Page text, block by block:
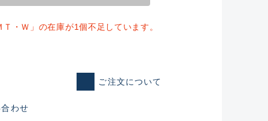
れた未使用
・Ｗ」の在庫が1個不足しています。
ご注文について
わせ